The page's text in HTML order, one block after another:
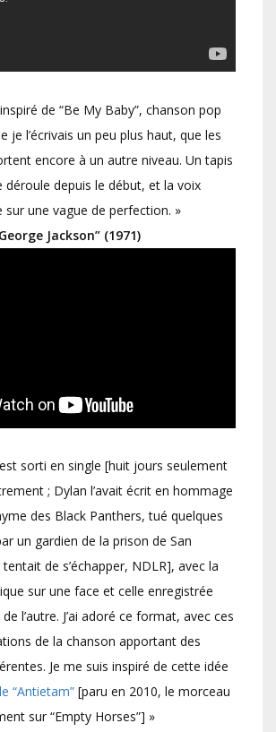
de “Be My Baby”, chanson pop
je l’écrivais un peu plus haut, que les
encore à un autre niveau. Un tapis
déroule depuis le début, et la voix
sur une vague de perfection. »
Jackson” (1971)
sorti en single [huit jours seulement
; Dylan l’avait écrit en hommage
des Black Panthers, tué quelques
un gardien de la prison de San
de s’échapper, NDLR], avec la
sur une face et celle enregistrée
l’autre. J’ai adoré ce format, avec ces
de la chanson apportant des
Je me suis inspiré de cette idée
“Antietam” [paru en 2010, le morceau
sur “Empty Horses”] »